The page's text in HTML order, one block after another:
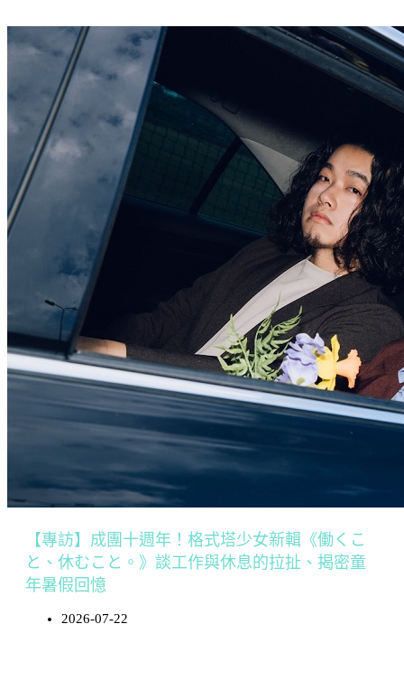
【專訪】成團十週年！格式塔少女新輯《働くこ
と、休むこと。》談工作與休息的拉扯、揭密童
年暑假回憶
2026-07-22